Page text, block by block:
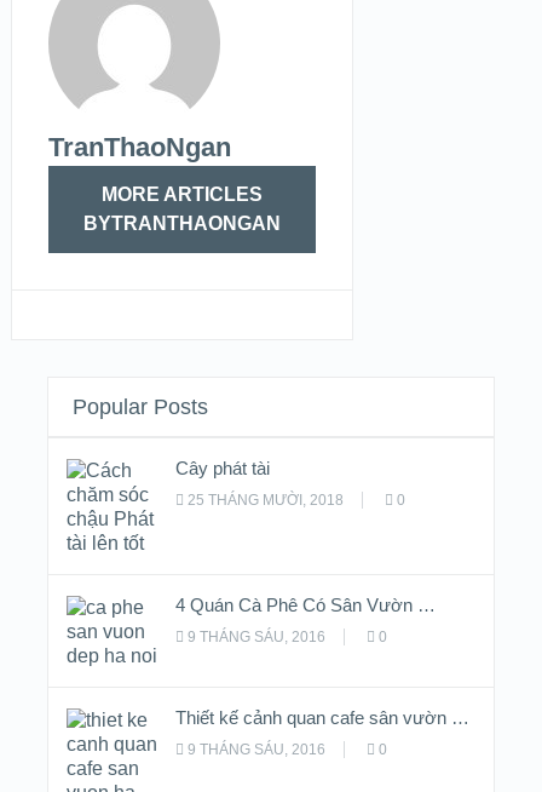
TranThaoNgan
MORE ARTICLES
BYTRANTHAONGAN
Popular Posts
Cây phát tài
25 THÁNG MƯỜI, 2018 0
4 Quán Cà Phê Có Sân Vườn …
9 THÁNG SÁU, 2016 0
Thiết kế cảnh quan cafe sân vườn …
9 THÁNG SÁU, 2016 0